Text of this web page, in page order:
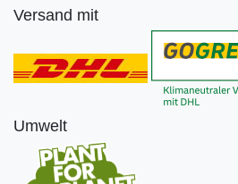
Versand mit
Umwelt